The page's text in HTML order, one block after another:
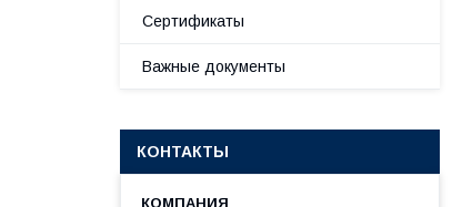
Сертификаты
Важные документы
КОНТАКТЫ